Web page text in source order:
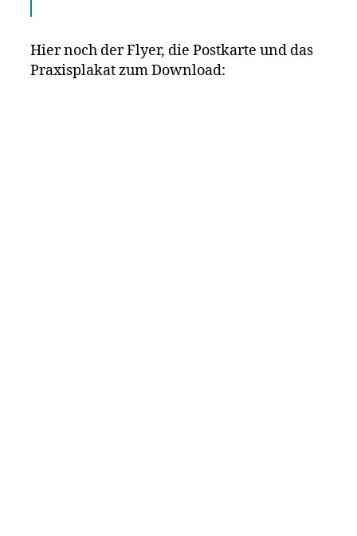
Hier noch der Flyer, die Postkarte und das
Praxisplakat zum Download: